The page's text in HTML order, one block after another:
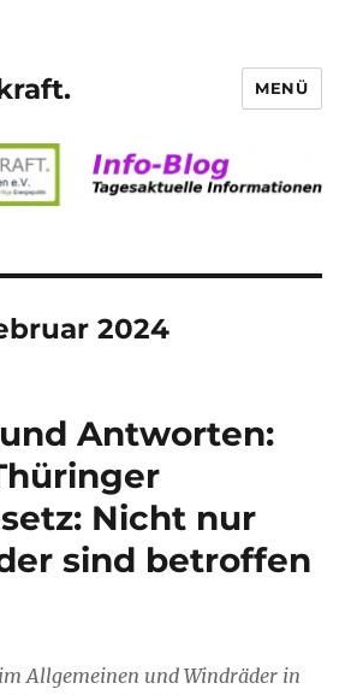
MENÜ
2024
Antworten:
Nicht nur
sind betroffen
Allgemeinen und Windräder in